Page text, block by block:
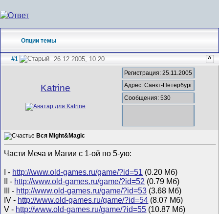
Опции темы
#1 26.12.2005, 10:20 ^
Katrine
Регистрация: 25.11.2005
Адрес: Санкт-Петербург
Сообщения: 530
Вся Might&Magic
Части Меча и Магии с 1-ой по 5-ую:
I - http://www.old-games.ru/game/?id=51 (0.20 Мб)
II - http://www.old-games.ru/game/?id=52 (0.79 Мб)
III - http://www.old-games.ru/game/?id=53 (3.68 Мб)
IV - http://www.old-games.ru/game/?id=54 (8.07 Мб)
V - http://www.old-games.ru/game/?id=55 (10.87 Мб)